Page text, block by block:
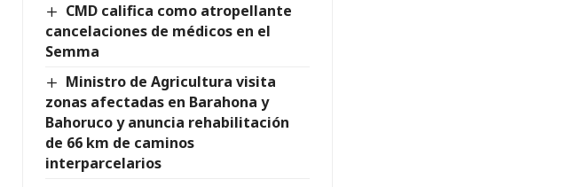
CMD califica como atropellante
cancelaciones de médicos en el
Semma
Ministro de Agricultura visita
zonas afectadas en Barahona y
Bahoruco y anuncia rehabilitación
de 66 km de caminos
interparcelarios